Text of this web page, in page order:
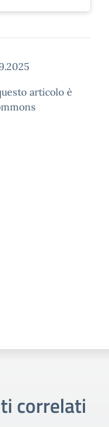
articolo è
correlati